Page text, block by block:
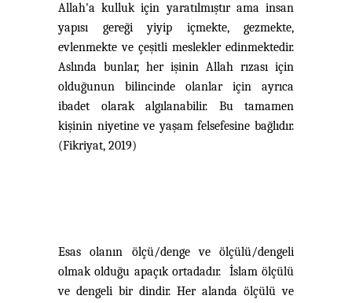
Allah'a kulluk için yaratılmıştır ama insan
yapısı gereği yiyip içmekte, gezmekte,
evlenmekte ve çeşitli meslekler edinmektedir.
Aslında bunlar, her işinin Allah rızası için
olduğunun bilincinde olanlar için ayrıca
ibadet olarak algılanabilir. Bu tamamen
kişinin niyetine ve yaşam felsefesine bağlıdır.
(Fikriyat, 2019)
Esas olanın ölçü/denge ve ölçülü/dengeli
olmak olduğu apaçık ortadadır. İslam ölçülü
ve dengeli bir dindir. Her alanda ölçülü ve